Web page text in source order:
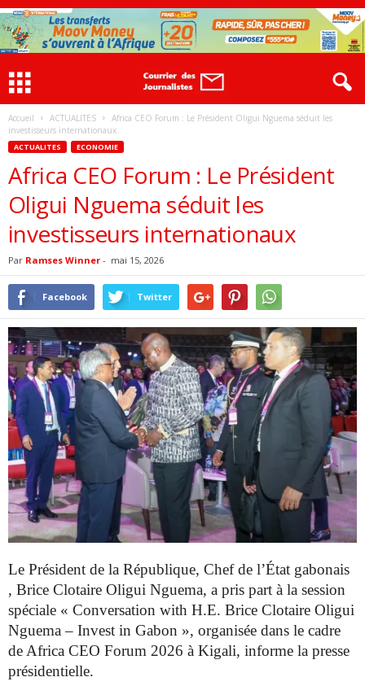
Accueil ACTUALITES
Africa CEO Forum : Le Président Oligui Nguema séduit les
investisseurs internationaux
ACTUALITES ECONOMIE
Africa CEO Forum : Le Président
Oligui Nguema séduit les
investisseurs internationaux
Par Ramses Winner - mai 15, 2026
Facebook Twitter
Le Président de la République, Chef de l’État gabonais
, Brice Clotaire Oligui Nguema, a pris part à la session
spéciale « Conversation with H.E. Brice Clotaire Oligui
Nguema – Invest in Gabon », organisée dans le cadre
de Africa CEO Forum 2026 à Kigali, informe la presse
présidentielle.